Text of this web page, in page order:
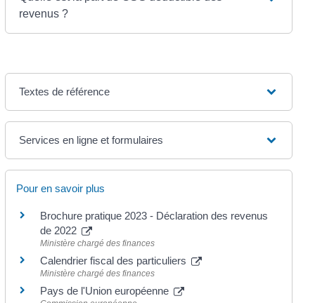
revenus ?
Textes de référence
Services en ligne et formulaires
Pour en savoir plus
Brochure pratique 2023 - Déclaration des revenus
de 2022
Ministère chargé des finances
Calendrier fiscal des particuliers
Ministère chargé des finances
Pays de l'Union européenne